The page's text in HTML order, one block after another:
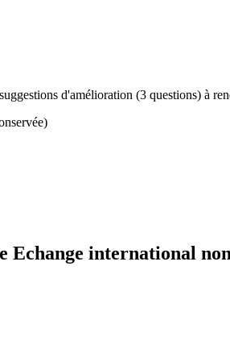
d'amélioration (3 questions) à
Echange international